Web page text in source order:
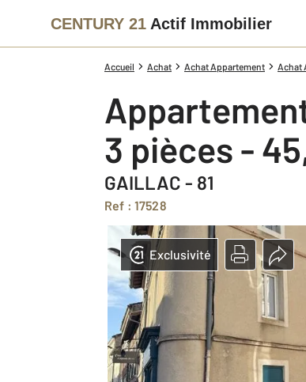
CENTURY 21 Actif Immobilier
Accueil Achat Achat Appartement Achat
3 pièces -
GAILLAC - 81
Ref : 17528
Exclusivité